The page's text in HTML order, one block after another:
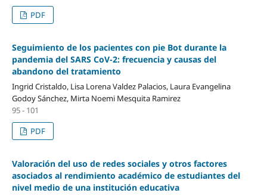
PDF
Seguimiento de los pacientes con pie Bot durante la
pandemia del SARS CoV-2: frecuencia y causas del
abandono del tratamiento
Ingrid Cristaldo, Lisa Lorena Valdez Palacios, Laura Evangelina
Godoy Sánchez, Mirta Noemi Mesquita Ramirez
95 - 101
PDF
Valoración del uso de redes sociales y otros factores
asociados al rendimiento académico de estudiantes del
nivel medio de una institución educativa